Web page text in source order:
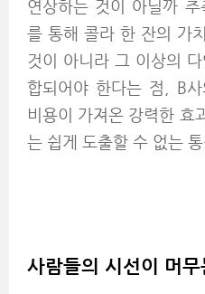
연상하는 것이 아닐까
를 통해 콜라 한 잔의 가
것이 아니라 그 이상의
합되어야 한다는 점, B
비용이 가져온 강력한 효
는 쉽게 도출할 수 없는
사람들의 시선이 머